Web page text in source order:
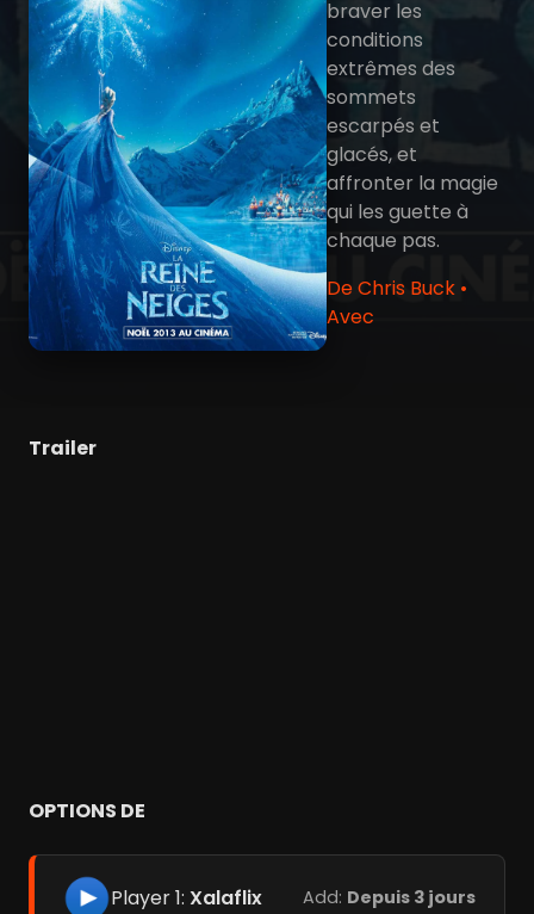
braver les
conditions
extrêmes des
sommets
escarpés et
glacés, et
affronter la magie
qui les guette à
chaque pas.
De Chris Buck •
Avec
Trailer
OPTIONS DE
Player 1: Xalaflix Add: Depuis 3 jours